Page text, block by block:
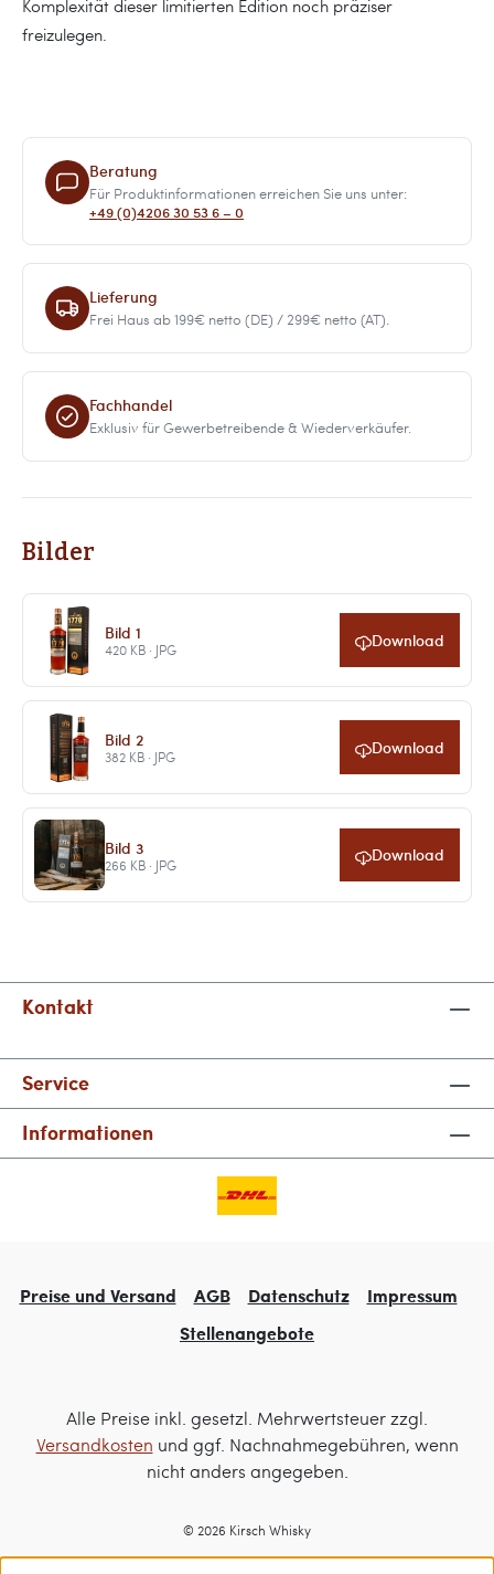
Komplexität dieser limitierten Edition noch präziser
freizulegen.
Beratung
Für Produktinformationen erreichen Sie uns unter:
+49 (0)4206 30 53 6 – 0
Lieferung
Frei Haus ab 199€ netto (DE) / 299€ netto (AT).
Fachhandel
Exklusiv für Gewerbetreibende & Wiederverkäufer.
Bilder
Bild 1
420 KB · JPG Download
Bild 2
382 KB · JPG Download
Bild 3
266 KB · JPG Download
Kontakt
Service
Informationen
Preise und Versand AGB Datenschutz
Impressum
Stellenangebote
Alle Preise inkl. gesetzl. Mehrwertsteuer zzgl.
Versandkosten und ggf. Nachnahmegebühren, wenn
nicht anders angegeben.
© 2026 Kirsch Whisky